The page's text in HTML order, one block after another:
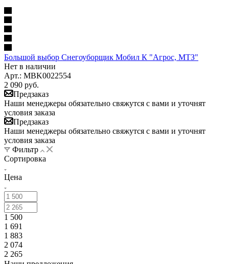
Большой выбор Снегоуборщик Мобил К "Агрос, МТЗ"
Нет в наличии
Арт.: MBK0022554
2 090 руб.
Предзаказ
Наши менеджеры обязательно свяжутся с вами и уточнят
условия заказа
Предзаказ
Наши менеджеры обязательно свяжутся с вами и уточнят
условия заказа
Фильтр
Сортировка
Цена
1 500
1 691
1 883
2 074
2 265